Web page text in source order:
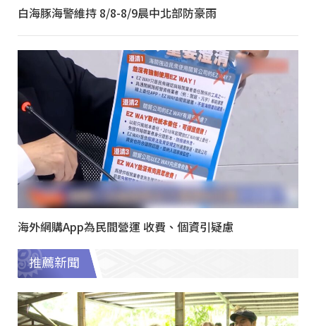
白海豚海警維持 8/8-8/9晨中北部防豪雨
海外網購App為民間營運 收費、個資引疑慮
推薦新聞